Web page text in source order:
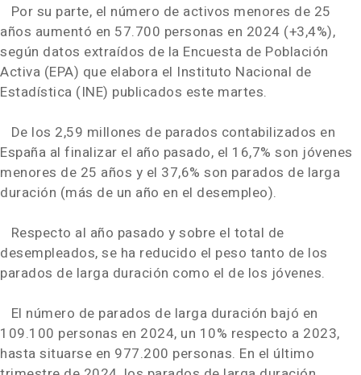
Por su parte, el número de activos menores de 25
años aumentó en 57.700 personas en 2024 (+3,4%),
según datos extraídos de la Encuesta de Población
Activa (EPA) que elabora el Instituto Nacional de
Estadística (INE) publicados este martes.
De los 2,59 millones de parados contabilizados en
España al finalizar el año pasado, el 16,7% son jóvenes
menores de 25 años y el 37,6% son parados de larga
duración (más de un año en el desempleo).
Respecto al año pasado y sobre el total de
desempleados, se ha reducido el peso tanto de los
parados de larga duración como el de los jóvenes.
El número de parados de larga duración bajó en
109.100 personas en 2024, un 10% respecto a 2023,
hasta situarse en 977.200 personas. En el último